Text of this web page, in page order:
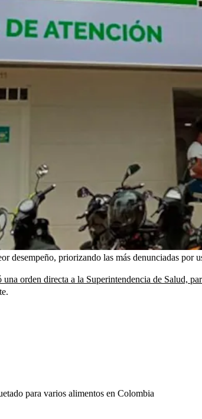
desempeño, priorizando las más denunciadas por
orden directa a la Superintendencia de Salud,
para varios alimentos en Colombia